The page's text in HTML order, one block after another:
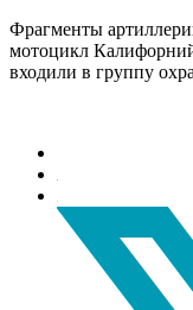
Фрагменты
мотоцикл
входили в группу